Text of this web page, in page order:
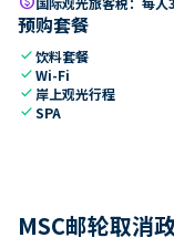
预购套餐
check饮料套餐
checkWi-Fi
check 岸上观光行程
checkSPA
MSC邮轮取消